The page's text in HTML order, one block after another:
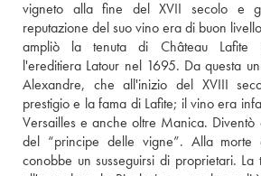
vigneto alla fine del XVII secolo e
reputazione del suo vino era di buon
ampliò la tenuta di Château Lafite
l'ereditiera Latour nel 1695. Da questa
Alexandre, che all'inizio del XVIII
prestigio e la fama di Lafite; il vino era
Versailles e anche oltre Manica.
del “principe delle vigne”. Alla morte
conobbe un susseguirsi di proprietari. La